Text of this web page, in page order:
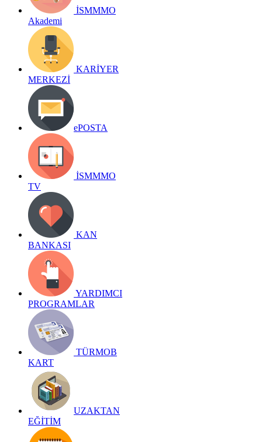
İSMMMO
Akademi
KARİYER
MERKEZİ
ePOSTA
İSMMMO
TV
KAN
BANKASI
YARDIMCI
PROGRAMLAR
TÜRMOB
KART
UZAKTAN
EĞİTİM